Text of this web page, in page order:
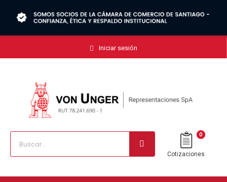
Iniciar sesión
0
Cotizaciones